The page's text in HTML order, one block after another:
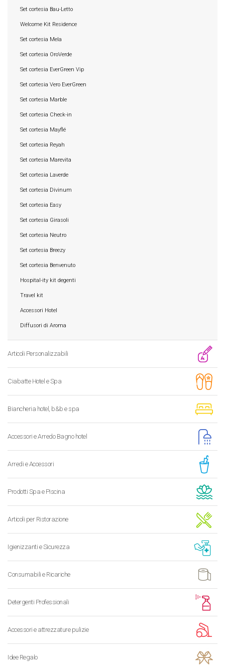
Set cortesia Bau-Letto
Welcome Kit Residence
Set cortesia Mela
Set cortesia OroVerde
Set cortesia EverGreen Vip
Set cortesia Vero EverGreen
Set cortesia Marble
Set cortesia Check-in
Set cortesia Mayflé
Set cortesia Reyah
Set cortesia Marevita
Set cortesia Laverde
Set cortesia Divinum
Set cortesia Easy
Set cortesia Girasoli
Set cortesia Neutro
Set cortesia Breezy
Set cortesia Benvenuto
Hospital-ity kit degenti
Travel kit
Accessori Hotel
Diffusori di Aroma
Articoli Personalizzabili
Ciabatte Hotel e Spa
Biancheria hotel, b&b e spa
Accessori e Arredo Bagno hotel
Arredi e Accessori
Prodotti Spa e Piscina
Articoli per Ristorazione
Igienizzanti e Sicurezza
Consumabili e Ricariche
Detergenti Professionali
Accessori e attrezzature pulizie
Idee Regalo